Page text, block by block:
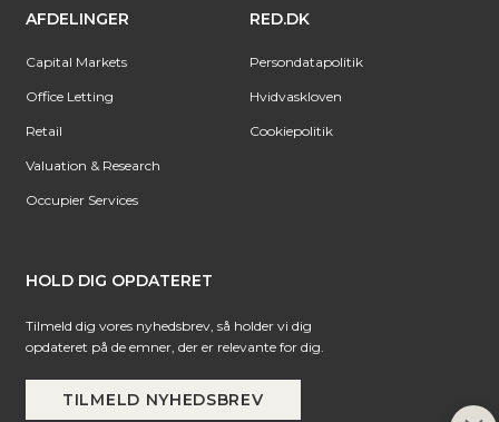
AFDELINGER
Capital Markets
Office Letting
Retail
Valuation & Research
Occupier Services
RED.DK
Persondatapolitik
Hvidvaskloven
Cookiepolitik
HOLD DIG OPDATERET
Tilmeld dig vores nyhedsbrev, så holder vi dig
opdateret på de emner, der er relevante for dig.
TILMELD NYHEDSBREV